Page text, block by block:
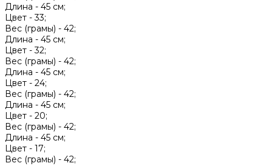
Длина - 45 см;
Цвет -33;
Вес (грамы) - 42;
Длина - 45 см;
Цвет -32;
Вес (грамы) - 42;
Длина - 45 см;
Цвет - 24;
Вес (грамы) - 42;
Длина - 45 см;
Цвет - 20;
Вес (грамы) - 42;
Длина - 45 см;
Цвет - 17;
Вес (грамы) - 42;